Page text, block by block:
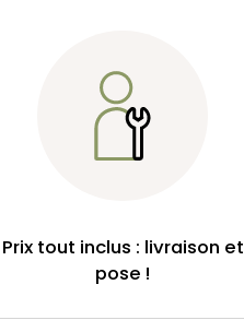
Prix tout inclus : livraison et
pose !